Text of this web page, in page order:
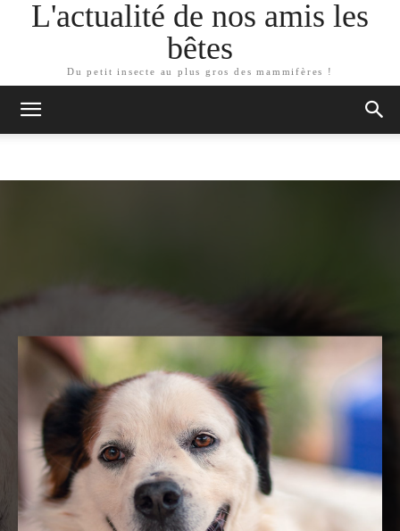
L'actualité de nos amis les
bêtes
Du petit insecte au plus gros des mammifères !